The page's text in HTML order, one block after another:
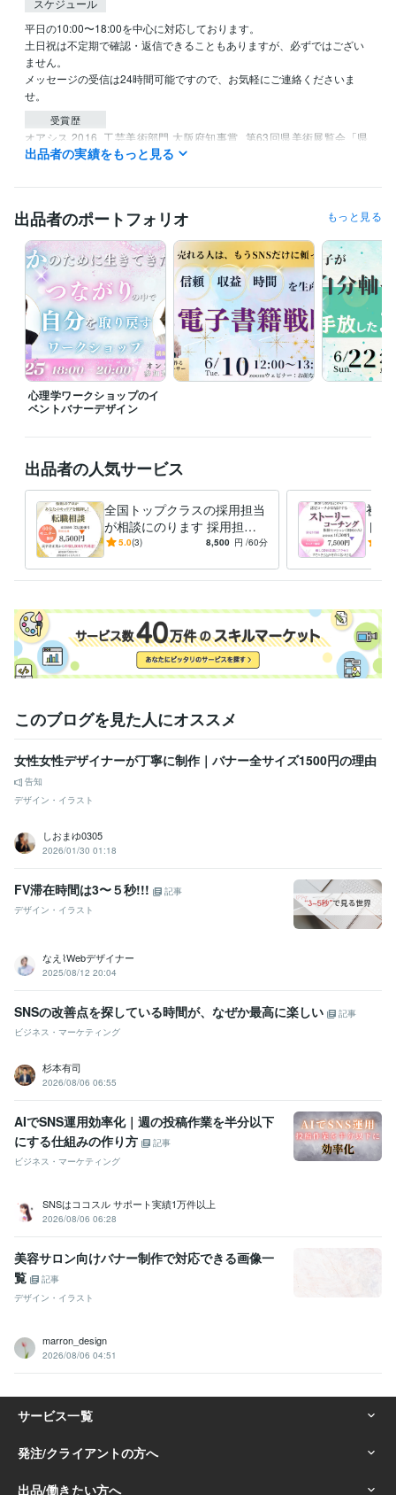
スケジュール
平日の10:00〜18:00を中心に対応しております。
土日祝は不定期で確認・返信できることもありますが、必ずではござい
ません。
メッセージの受信は24時間可能ですので、お気軽にご連絡くださいま
せ。
受賞歴
オアシス 2016  工芸美術部門 大阪府知事賞 第63回県美術展覧会「県
展2022」特賞 世界連邦ポスター・作品展 地区優秀賞
キャリアコンサルタント 取得年 : 2023年
衛生管理者 取得年 : 2021年
秘書技能検定準1級 取得年 : 2018年
知的財産管理技能検定 取得年 : 2016年
TOEIC 取得年 : 2021年
ビジネス・クリエイティブツール
Excel:20年Google スプレッドシート:10年
Google ドキュメント:10年
Keynote:10年Numbers:10年 Pages:10年PowerPoint:14年 Vrew:2年
Canva:1年
学歴
語学力
英語 日常会話レベル
出品者の実績をもっと見る
出品者のポートフォリオ もっと見る
心理学ワークショップのイ
ベントバナーデザイン
出品者の人気サービス
全国トップクラスの採用担当
が相談にのります 採用担当1
7年、高卒非正規年収250万
5.0(3) 8,500 円 /60分
初回
ト
心が
う。
このブログを見た人にオススメ
女性女性デザイナーが丁寧に制作｜バナー全サイズ1500円の理由
告知
デザイン・イラスト
しおまゆ0305
2026/01/30 01:18
FV滞在時間は3〜５秒!!!
記事
デザイン・イラスト
なえ⌇Webデザイナー
2025/08/12 20:04
SNSの改善点を探している時間が、なぜか最高に楽しい
記事
ビジネス・マーケティング
杉本有司
2026/08/06 06:55
AIでSNS運用効率化｜週の投稿作業を半分以下
にする仕組みの作り方
記事
ビジネス・マーケティング
SNSはココスル サポート実績1万件以上
2026/08/06 06:28
美容サロン向けバナー制作で対応できる画像一
覧
記事
デザイン・イラスト
marron_design
2026/08/06 04:51